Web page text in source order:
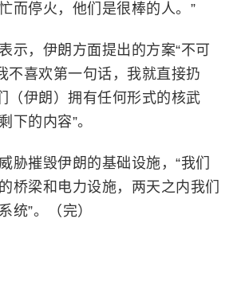
而停火，他们是很棒的人。”
，伊朗方面提出的方案“不可
不喜欢第一句话，我就直接扔
（伊朗）拥有任何形式的核武
下的内容”。
摧毁伊朗的基础设施，“我们
桥梁和电力设施，两天之内我们
统”。（完）